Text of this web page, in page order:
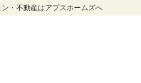
・不動産はアプスホームズへ